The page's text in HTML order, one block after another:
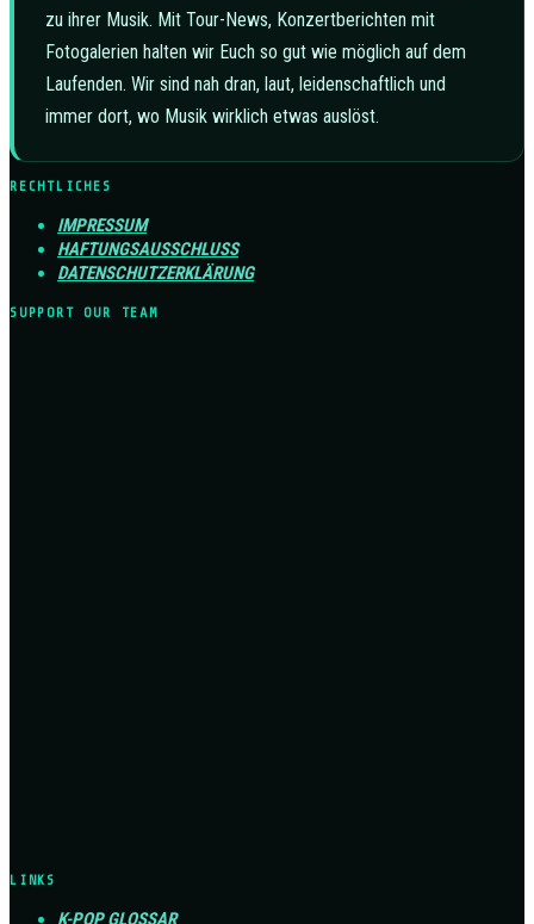
zu ihrer Musik. Mit Tour-News, Konzertberichten mit
Fotogalerien halten wir Euch so gut wie möglich auf dem
Laufenden. Wir sind nah dran, laut, leidenschaftlich und
immer dort, wo Musik wirklich etwas auslöst.
RECHTLICHES
IMPRESSUM
HAFTUNGSAUSSCHLUSS
DATENSCHUTZERKLÄRUNG
SUPPORT OUR TEAM
LINKS
K-POP GLOSSAR